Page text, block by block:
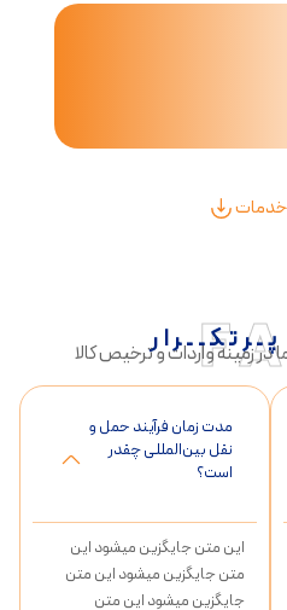
خدمات
زمینه واردات و ترخیص کالا
مدت زمان فرآیند حمل و
نقل بین‌المللی چقدر
است؟
این متن جایگزین میشود این
متن جایگزین میشود این متن
جایگزین میشود این متن